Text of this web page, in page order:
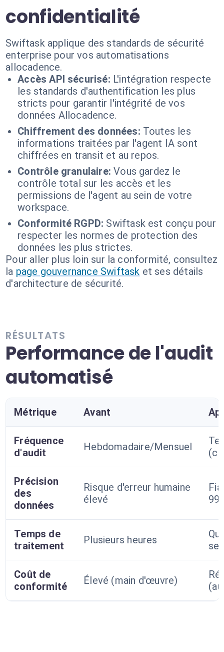
confidentialité
Swiftask applique des standards de sécurité
enterprise pour vos automatisations
allocadence.
Accès API sécurisé: L'intégration respecte
les standards d'authentification les plus
stricts pour garantir l'intégrité de vos
données Allocadence.
Chiffrement des données: Toutes les
informations traitées par l'agent IA sont
chiffrées en transit et au repos.
Contrôle granulaire: Vous gardez le
contrôle total sur les accès et les
permissions de l'agent au sein de votre
workspace.
Conformité RGPD: Swiftask est conçu pour
respecter les normes de protection des
données les plus strictes.
Pour aller plus loin sur la conformité, consultez
la page gouvernance Swiftask et ses détails
d'architecture de sécurité.
RÉSULTATS
Performance de l'audit
automatisé
Métrique Avant
Fréquence
d'audit
Hebdomadaire/Mensuel
Précision
des
données
Risque d'erreur humaine
élevé
Temps de
traitement
Plusieurs heures
Coût de
conformité
Élevé (main d'œuvre)